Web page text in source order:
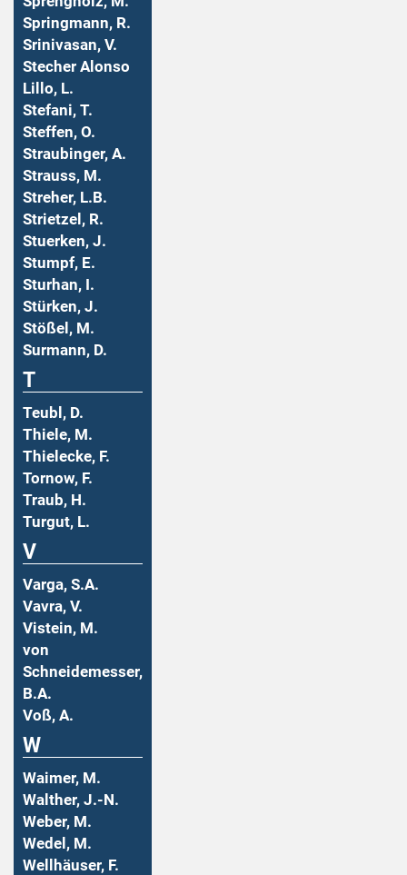
Springmann, R.
Srinivasan, V.
Stecher Alonso
Lillo, L.
Stefani, T.
Steffen, O.
Straubinger, A.
Strauss, M.
Streher, L.B.
Strietzel, R.
Stuerken, J.
Stumpf, E.
Sturhan, I.
Stürken, J.
Stößel, M.
Surmann, D.
T
Teubl, D.
Thiele, M.
Thielecke, F.
Tornow, F.
Traub, H.
Turgut, L.
V
Varga, S.A.
Vavra, V.
Vistein, M.
von
Schneidemesser,
B.A.
Voß, A.
W
Waimer, M.
Walther, J.-N.
Weber, M.
Wedel, M.
Wellhäuser, F.